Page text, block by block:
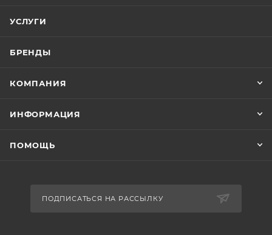
УСЛУГИ
БРЕНДЫ
КОМПАНИЯ
ИНФОРМАЦИЯ
ПОМОЩЬ
ПОДПИСАТЬСЯ НА РАССЫЛКУ